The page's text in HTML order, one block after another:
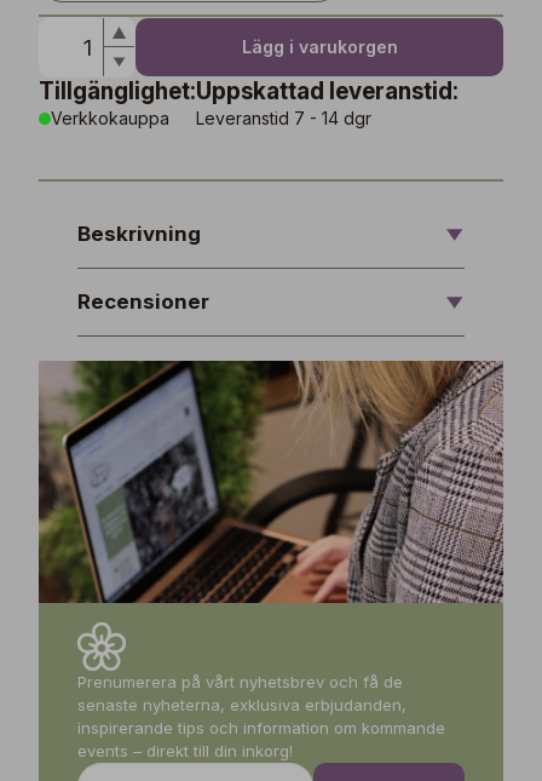
Lägg i varukorgen
Tillgänglighet:
Verkkokauppa
Uppskattad leveranstid:
Leveranstid 7 - 14 dgr
Beskrivning
Recensioner
Prenumerera på vårt nyhetsbrev och få de
senaste nyheterna, exklusiva erbjudanden,
inspirerande tips och information om kommande
events – direkt till din inkorg!